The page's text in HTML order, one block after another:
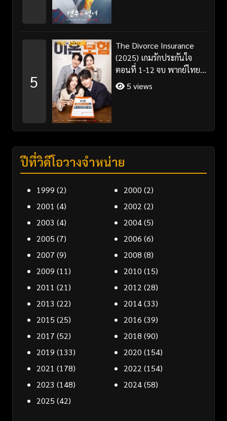
5
The Divorce Insurance
(2025) เกมรักประกันใจ
ตอนที่ 1-12 จบ พากย์ไทย
ซับไทย
5 views
ปีที่วิดีโอวางจำหน่าย
1999 (2) 2000 (2)
2001 (4) 2002 (2)
2003 (4) 2004(5)
2005 (7) 2006 (6)
2007 (9) 2008 (8)
2009 (11) 2010 (15)
2011 (21) 2012 (28)
2013 (22) 2014(33)
2015 (25) 2016 (39)
2017 (52) 2018 (90)
2019 (133) 2020 (154)
2021 (178) 2022 (154)
2023 (148) 2024(58)
2025 (42)